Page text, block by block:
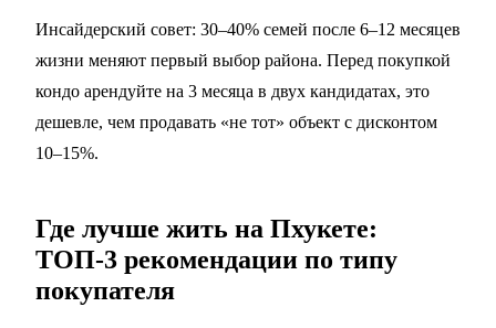
Инсайдерский совет: 30–40% семей после 6–12 месяцев
жизни меняют первый выбор района. Перед покупкой
кондо арендуйте на 3 месяца в двух кандидатах, это
дешевле, чем продавать «не тот» объект с дисконтом
10–15%.
Где лучше жить на Пхукете:
ТОП-3 рекомендации по типу
покупателя